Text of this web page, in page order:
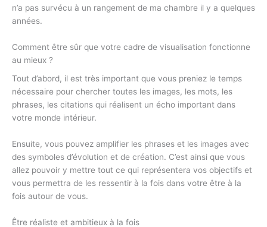
n’a pas survécu à un rangement de ma chambre il y a quelques
années.
Comment être sûr que votre cadre de visualisation fonctionne
au mieux ?
Tout d’abord, il est très important que vous preniez le temps
nécessaire pour chercher toutes les images, les mots, les
phrases, les citations qui réalisent un écho important dans
votre monde intérieur.
Ensuite, vous pouvez amplifier les phrases et les images avec
des symboles d’évolution et de création. C’est ainsi que vous
allez pouvoir y mettre tout ce qui représentera vos objectifs et
vous permettra de les ressentir à la fois dans votre être à la
fois autour de vous.
Être réaliste et ambitieux à la fois